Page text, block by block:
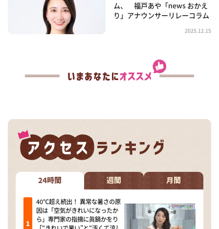
ム、 福戸あや「news おかえ
り」アナウンサーリレーコラム
2025.12.15
24時間 週間 月間
40℃超え続出！ 異常な暑さの原
因は「空気がきれいになったか
ら」専門家の指摘に眞鍋かをり